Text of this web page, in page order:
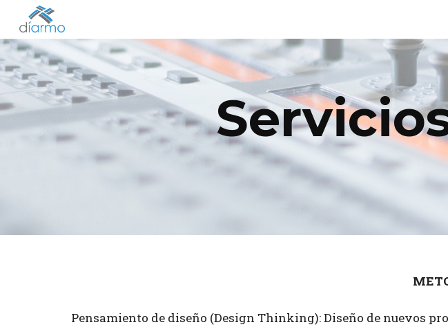
Pensamiento de diseño (Design Thinking): Diseño de nuevos